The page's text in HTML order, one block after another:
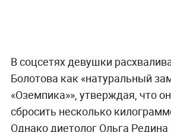
В соцсетях девушки
Болотова как «натуральный
«Оземпика»», утверждая, что
сбросить несколько
Однако диетолог Ольга Редина